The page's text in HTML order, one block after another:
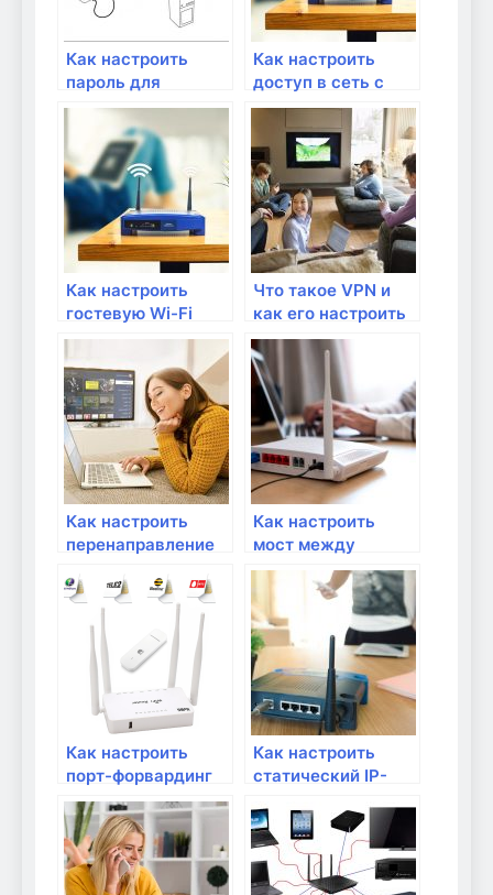
Как настроить
пароль для
беспроводной
Как настроить
доступ в сеть с
помощью мак-
фильтрации?
Как настроить
гостевую Wi-Fi
сеть для домашних
гостей?
Что такое VPN и
как его настроить
на роутере?
Как настроить
перенаправление
удаленного
доступа к сетевым
устройствам?
Как настроить
мост между
роутерами для
увеличения
покрытия Wi-Fi?
Как настроить
порт-форвардинг
для открытия
доступа к сетевым
приложениям?
Как настроить
статический IP-
маршрутизаторе?